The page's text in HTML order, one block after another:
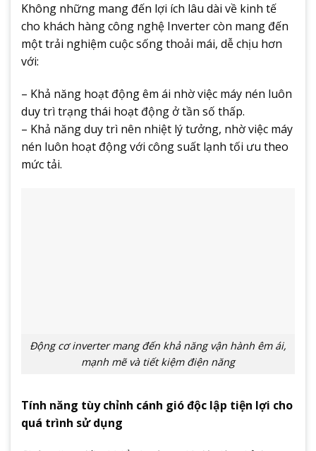
Không những mang đến lợi ích lâu dài về kinh tế
cho khách hàng công nghệ Inverter còn mang đến
một trải nghiệm cuộc sống thoải mái, dễ chịu hơn
với:
– Khả năng hoạt động êm ái nhờ việc máy nén luôn
duy trì trạng thái hoạt động ở tần số thấp.
– Khả năng duy trì nên nhiệt lý tưởng, nhờ việc máy
nén luôn hoạt động với công suất lạnh tối ưu theo
mức tải.
Động cơ inverter mang đến khả năng vận hành êm ái,
mạnh mẽ và tiết kiệm điện năng
Tính năng tùy chỉnh cánh gió độc lập tiện lợi cho
quá trình sử dụng